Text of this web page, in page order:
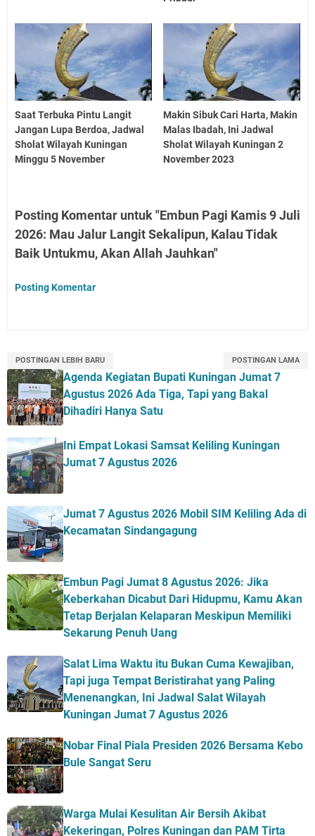
Saat Terbuka Pintu Langit
Jangan Lupa Berdoa, Jadwal
Sholat Wilayah Kuningan
Minggu 5 November
Makin Sibuk Cari Harta, Makin
Malas Ibadah, Ini Jadwal
Sholat Wilayah Kuningan 2
November 2023
Posting Komentar untuk "Embun Pagi Kamis 9 Juli
2026: Mau Jalur Langit Sekalipun, Kalau Tidak
Baik Untukmu, Akan Allah Jauhkan"
Posting Komentar
POSTINGAN LEBIH BARU POSTINGAN LAMA
Agenda Kegiatan Bupati Kuningan Jumat 7
Agustus 2026 Ada Tiga, Tapi yang Bakal
Dihadiri Hanya Satu
Ini Empat Lokasi Samsat Keliling Kuningan
Jumat 7 Agustus 2026
Jumat 7 Agustus 2026 Mobil SIM Keliling Ada di
Kecamatan Sindangagung
Embun Pagi Jumat 8 Agustus 2026: Jika
Keberkahan Dicabut Dari Hidupmu, Kamu Akan
Tetap Berjalan Kelaparan Meskipun Memiliki
Sekarung Penuh Uang
Salat Lima Waktu itu Bukan Cuma Kewajiban,
Tapi juga Tempat Beristirahat yang Paling
Menenangkan, Ini Jadwal Salat Wilayah
Kuningan Jumat 7 Agustus 2026
Nobar Final Piala Presiden 2026 Bersama Kebo
Bule Sangat Seru
Warga Mulai Kesulitan Air Bersih Akibat
Kekeringan, Polres Kuningan dan PAM Tirta